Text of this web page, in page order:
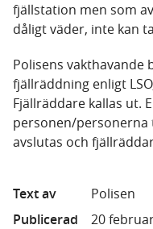
fjällstation men som
dåligt väder, inte kan
Polisens
fjällräddning enligt
Fjällräddare kallas ut.
personen/personerna
avslutas och
Text av
Polisen
Publicerad
20